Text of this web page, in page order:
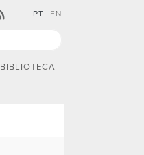
PT EN
BIBLIOTECA